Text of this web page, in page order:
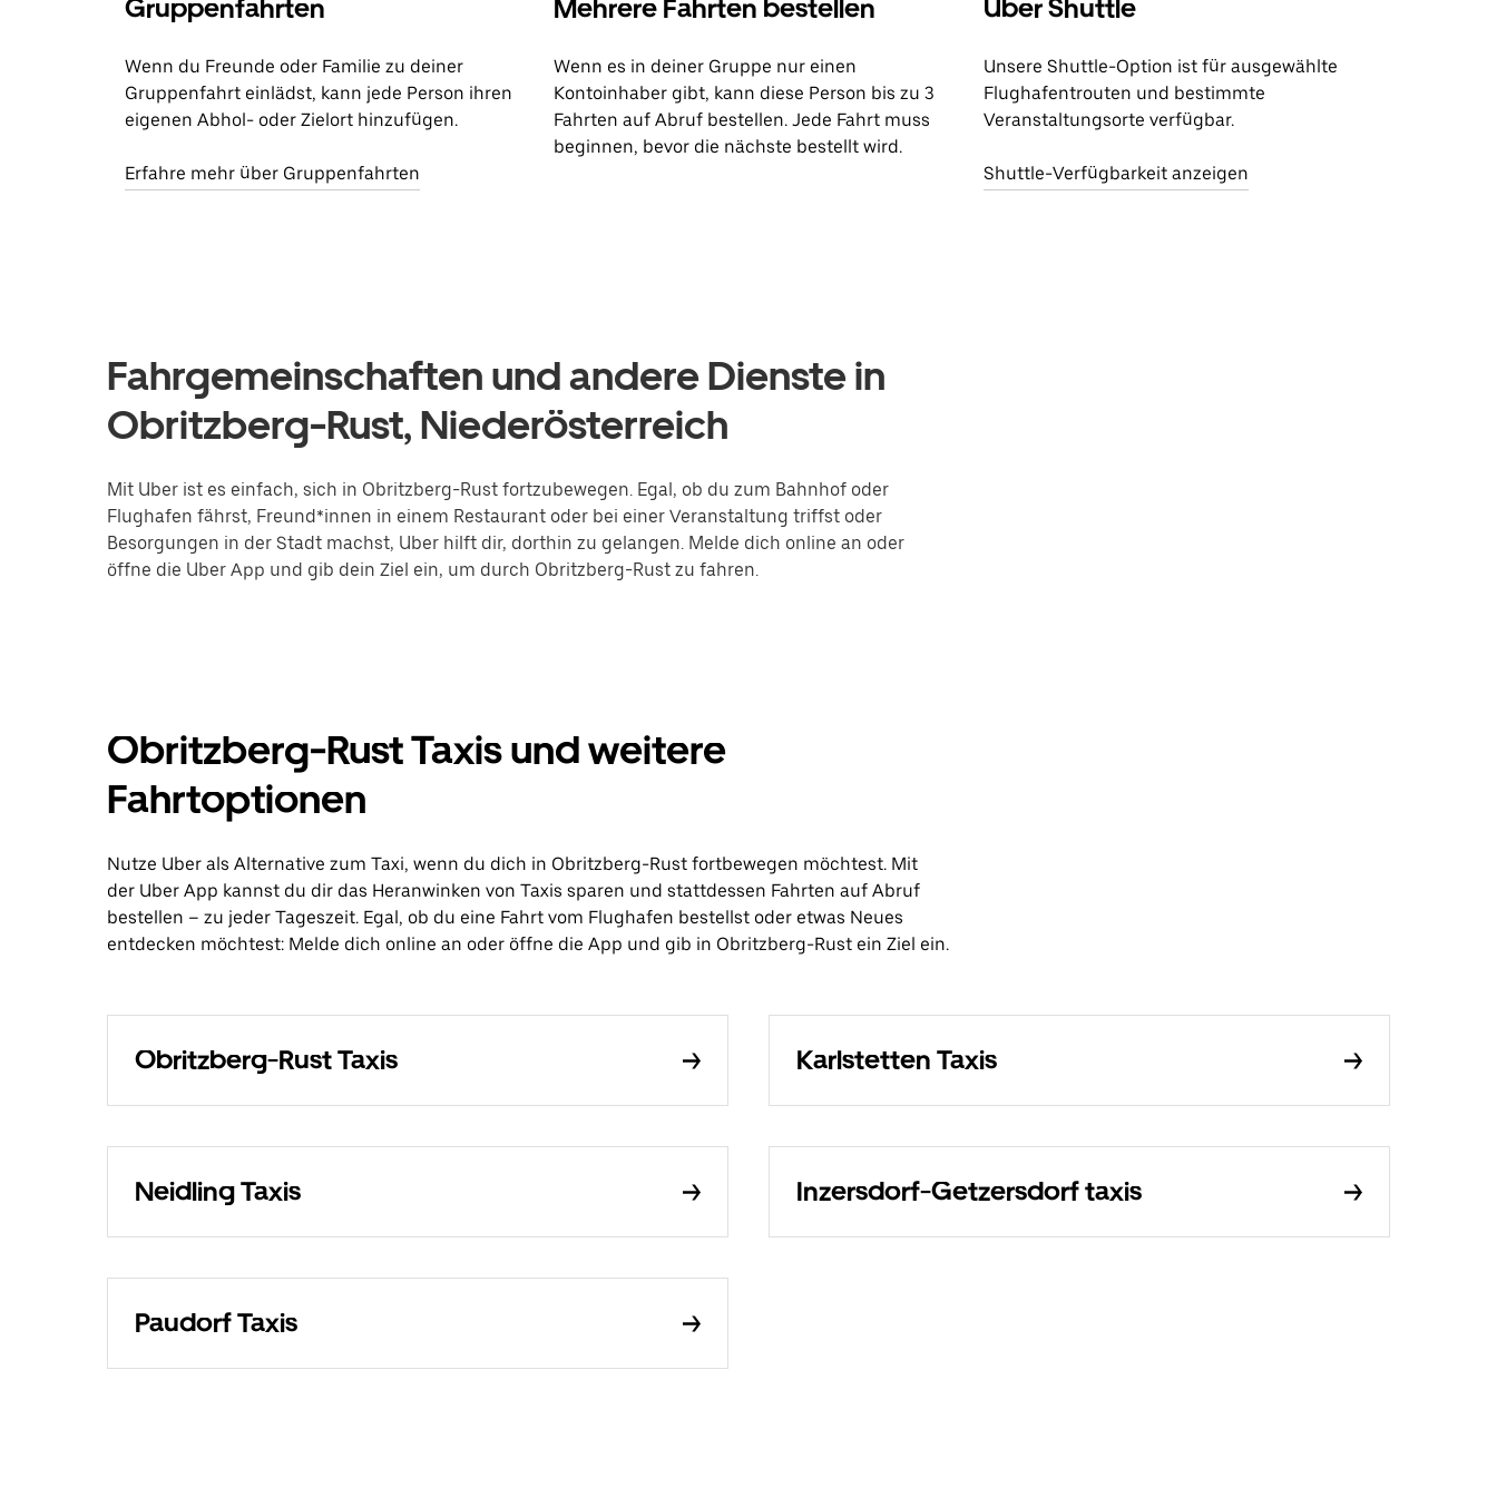
Gruppenfahrten
Wenn du Freunde oder Familie zu deiner
Gruppenfahrt einlädst, kann jede Person ihren
eigenen Abhol- oder Zielort hinzufügen.
Erfahre mehr über Gruppenfahrten
Mehrere Fahrten bestellen
Wenn es in deiner Gruppe nur einen
Kontoinhaber gibt, kann diese Person bis zu 3
Fahrten auf Abruf bestellen. Jede Fahrt muss
beginnen, bevor die nächste bestellt wird.
Uber Shuttle
Unsere Shuttle-Option ist für ausgewählte
Flughafentrouten und bestimmte
Veranstaltungsorte verfügbar.
Shuttle-Verfügbarkeit anzeigen
Fahrgemeinschaften und andere Dienste in
Obritzberg-Rust, Niederösterreich
Mit Uber ist es einfach, sich in Obritzberg-Rust fortzubewegen. Egal, ob du zum Bahnhof oder
Flughafen fährst, Freund*innen in einem Restaurant oder bei einer Veranstaltung triffst oder
Besorgungen in der Stadt machst, Uber hilft dir, dorthin zu gelangen. Melde dich online an oder
öffne die Uber App und gib dein Ziel ein, um durch Obritzberg-Rust zu fahren.
Obritzberg-Rust Taxis und weitere
Fahrtoptionen
Nutze Uber als Alternative zum Taxi, wenn du dich in Obritzberg-Rust fortbewegen möchtest. Mit
der Uber App kannst du dir das Heranwinken von Taxis sparen und stattdessen Fahrten auf Abruf
bestellen – zu jeder Tageszeit. Egal, ob du eine Fahrt vom Flughafen bestellst oder etwas Neues
entdecken möchtest: Melde dich online an oder öffne die App und gib in Obritzberg-Rust ein Ziel ein.
Obritzberg-Rust Taxis Karlstetten Taxis
Neidling Taxis Inzersdorf-Getzersdorf taxis
Paudorf Taxis